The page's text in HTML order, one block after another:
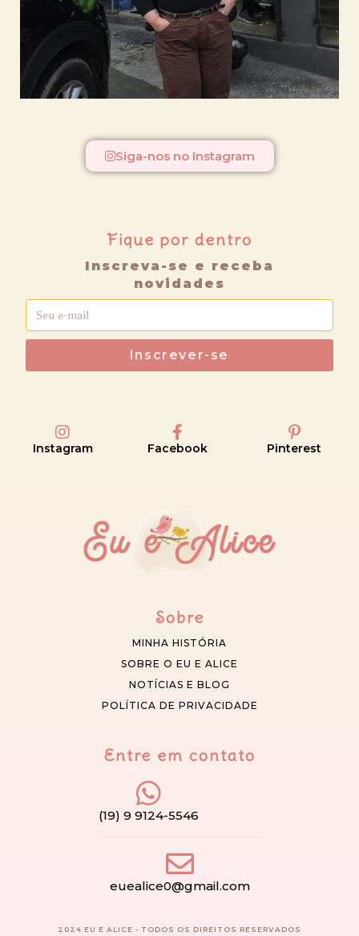
Siga-nos no Instagram
Fique por dentro
Inscreva-se e receba
novidades
Inscrever-se
Instagram Facebook Pinterest
Sobre
MINHA HISTÓRIA
SOBRE O EU E ALICE
NOTÍCIAS E BLOG
POLÍTICA DE PRIVACIDADE
Entre em contato
(19) 9 9124-5546
euealice0@gmail.com
2024 EU E ALICE - TODOS OS DIREITOS RESERVADOS